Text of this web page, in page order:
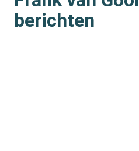
berichten